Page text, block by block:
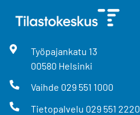
Työpajankatu 13
00580 Helsinki
Vaihde 029 551 1000
Tietopalvelu 029 551 2220